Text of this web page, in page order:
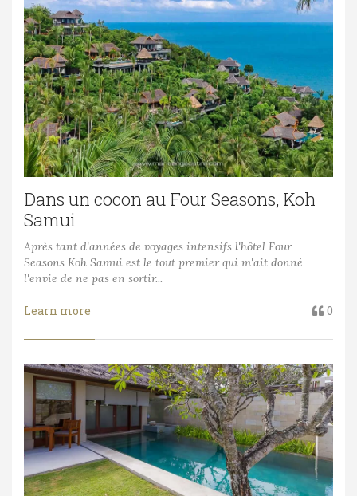
Dans un cocon au Four Seasons, Koh
Samui
Après tant d'années de voyages intensifs l'hôtel Four
Seasons Koh Samui est le tout premier qui m'ait donné
l'envie de ne pas en sortir...
Learn more 0